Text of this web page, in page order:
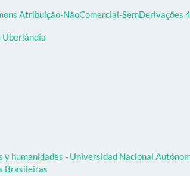
Atribuição-NãoComercial-SemDerivações
Uberlândia
humanidades - Universidad Nacional
Brasileiras